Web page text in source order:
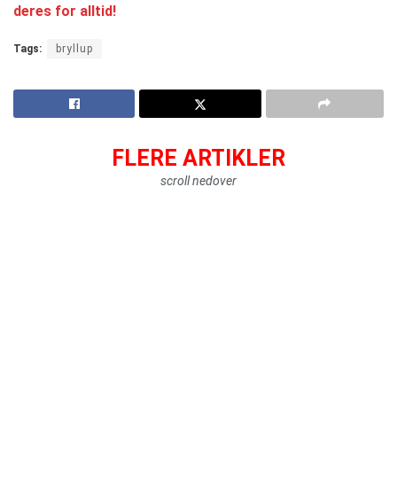
deres for alltid!
Tags: bryllup
FLERE ARTIKLER
scroll nedover